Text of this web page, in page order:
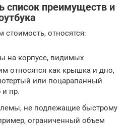
список преимуществ и
относятся:
на корпусе, видимых
относятся как крышка и дно,
или поцарапанный
и пр.
не подлежащие быстрому
ограниченный объем